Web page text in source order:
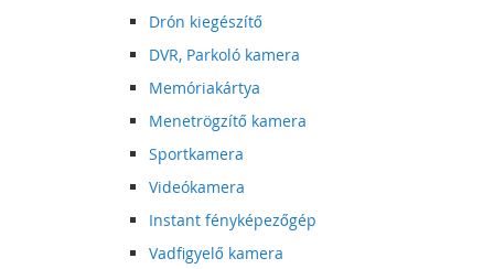
Drón kiegészítő
DVR, Parkoló kamera
Memóriakártya
Menetrögzítő kamera
Sportkamera
Videókamera
Instant fényképezőgép
Vadfigyelő kamera